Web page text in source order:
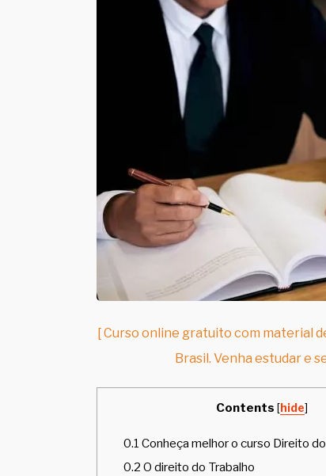
[ Curso online gratuito com material
Brasil. Venha estudar e
Contents [hide]
0.1 Conheça melhor o curso Direito
0.2 O direito do Trabalho